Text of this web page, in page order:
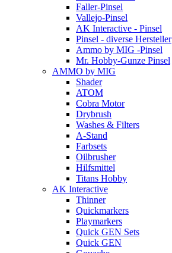
Faller-Pinsel
Vallejo-Pinsel
AK Interactive - Pinsel
Pinsel - diverse Hersteller
Ammo by MIG -Pinsel
Mr. Hobby-Gunze Pinsel
AMMO by MIG
Shader
ATOM
Cobra Motor
Drybrush
Washes & Filters
A-Stand
Farbsets
Oilbrusher
Hilfsmittel
Titans Hobby
AK Interactive
Thinner
Quickmarkers
Playmarkers
Quick GEN Sets
Quick GEN